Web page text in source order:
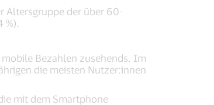
Altersgruppe der über 60-
Bezahlen zusehends. Im
die meisten Nutzer:innen
mit dem Smartphone